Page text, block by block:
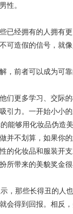
性。
已经拥有的人拥有
可造假的信号，就
，前者可以成为可
更多学习、交际
引力。一开始小小
能够用化妆品伪造
并不划算，如果你的
的化妆品和服装开
所带来的美貌奖金
，那些长得丑的人
会得到回报。相反